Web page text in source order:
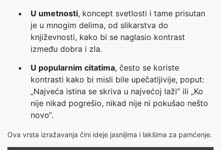
U umetnosti, koncept svetlosti i tame prisutan
je u mnogim delima, od slikarstva do
književnosti, kako bi se naglasio kontrast
između dobra i zla.
U popularnim citatima, često se koriste
kontrasti kako bi misli bile upečatljivije, poput:
„Najveća istina se skriva u najvećoj laži“ ili „Ko
nije nikad pogrešio, nikad nije ni pokušao nešto
novo“.
Ova vrsta izražavanja čini ideje jasnijima i lakšima za pamćenje.